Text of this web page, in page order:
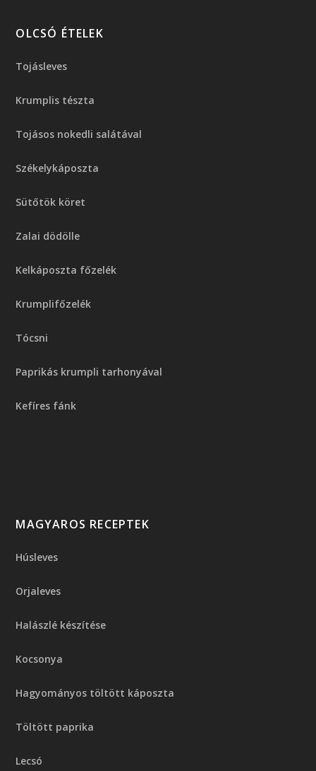
OLCSÓ ÉTELEK
Tojásleves
Krumplis tészta
Tojásos nokedli salátával
Székelykáposzta
Sütőtök köret
Zalai dödölle
Kelkáposzta főzelék
Krumplifőzelék
Tócsni
Paprikás krumpli tarhonyával
Kefíres fánk
MAGYAROS RECEPTEK
Húsleves
Orjaleves
Halászlé készítése
Kocsonya
Hagyományos töltött káposzta
Töltött paprika
Lecsó